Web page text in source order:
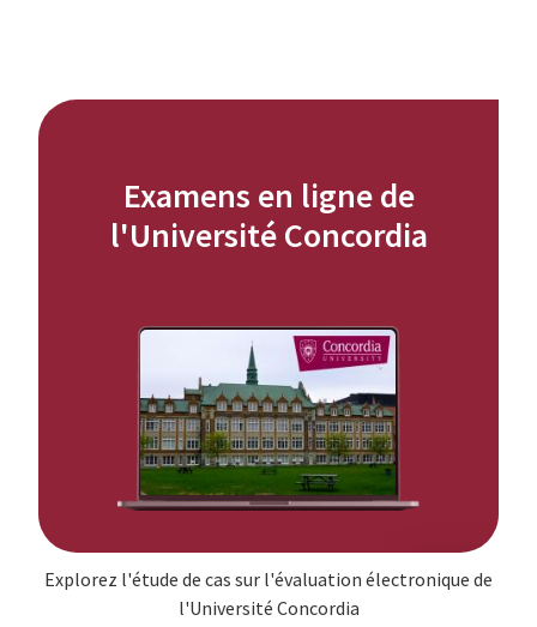
Examens en ligne de
l'Université Concordia
Explorez l'étude de cas sur l'évaluation électronique de
l'Université Concordia